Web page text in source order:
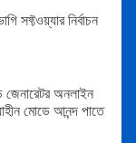
সফ্টওয়্যার নির্বাচন
জেনারেটর অনলাইন
মোডে আনন্দ পাতে